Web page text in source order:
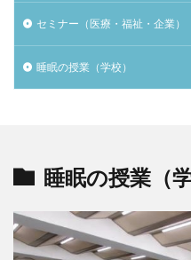
セミナー（医療・福祉・企業）
睡眠の授業（学校）
睡眠の授業（学